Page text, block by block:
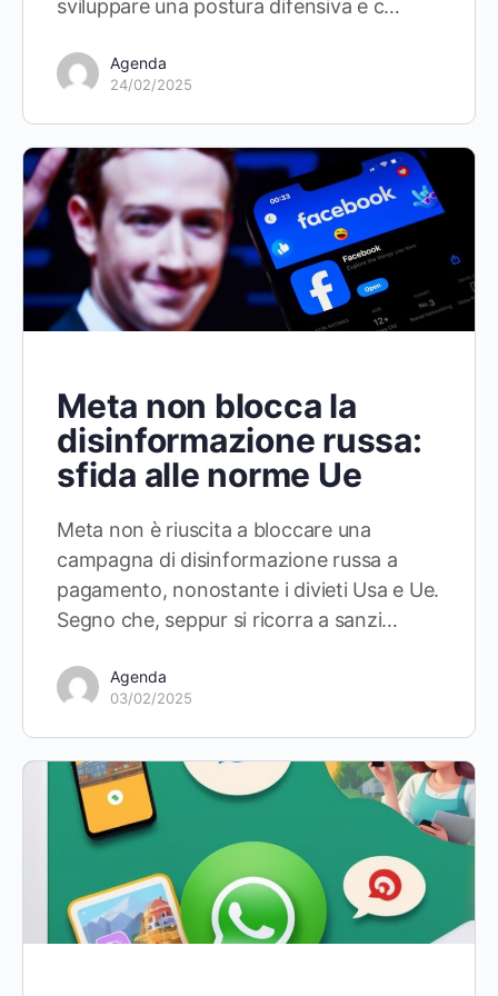
sviluppare una postura difensiva e c…
Agenda
24/02/2025
Meta non blocca la
disinformazione russa:
sfida alle norme Ue
Meta non è riuscita a bloccare una
campagna di disinformazione russa a
pagamento, nonostante i divieti Usa e Ue.
Segno che, seppur si ricorra a sanzi…
Agenda
03/02/2025